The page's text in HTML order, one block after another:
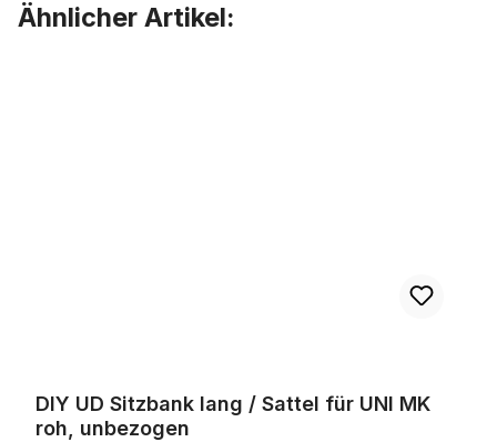
Ähnlicher Artikel:
DIY UD Sitzbank lang / Sattel für UNI MK
roh, unbezogen